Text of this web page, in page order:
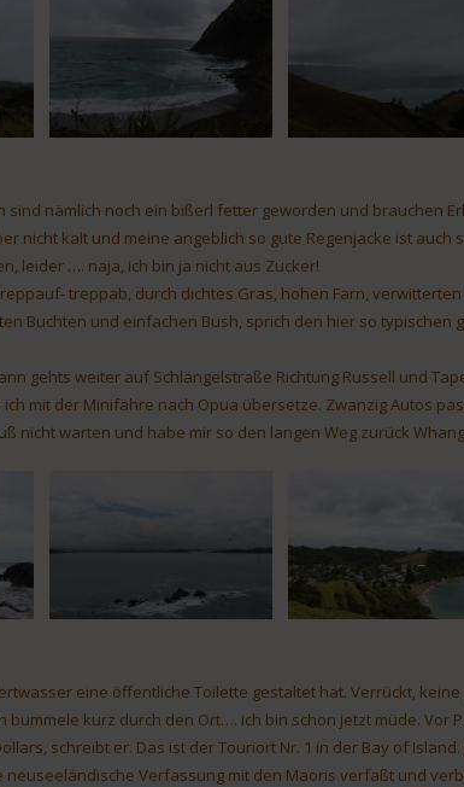
sind nämlich noch ein bißerl fetter geworden und brauchen
nicht kalt und meine angeblich so gute Regenjacke ist auch
leider …. naja, ich bin ja nicht aus Zucker!
treppab, durch dichtes Gras, hohen Farn, verwitterten
Buchten und einfachen Bush, sprich den hier so typischen
gehts weiter auf Schlängelstraße Richtung Russell und
mit der Minifähre nach Opua übersetze. Zwanzig Autos
nicht warten und habe mir so den langen Weg zurück
eine öffentliche Toilette gestaltet hat. Verrückt,
kurz durch den Ort…. ich bin schon jetzt müde. Vor
schreibt er. Das ist der Touriort Nr. 1 in der Bay of Island.
neuseeländische Verfassung mit den Maoris verfaßt und